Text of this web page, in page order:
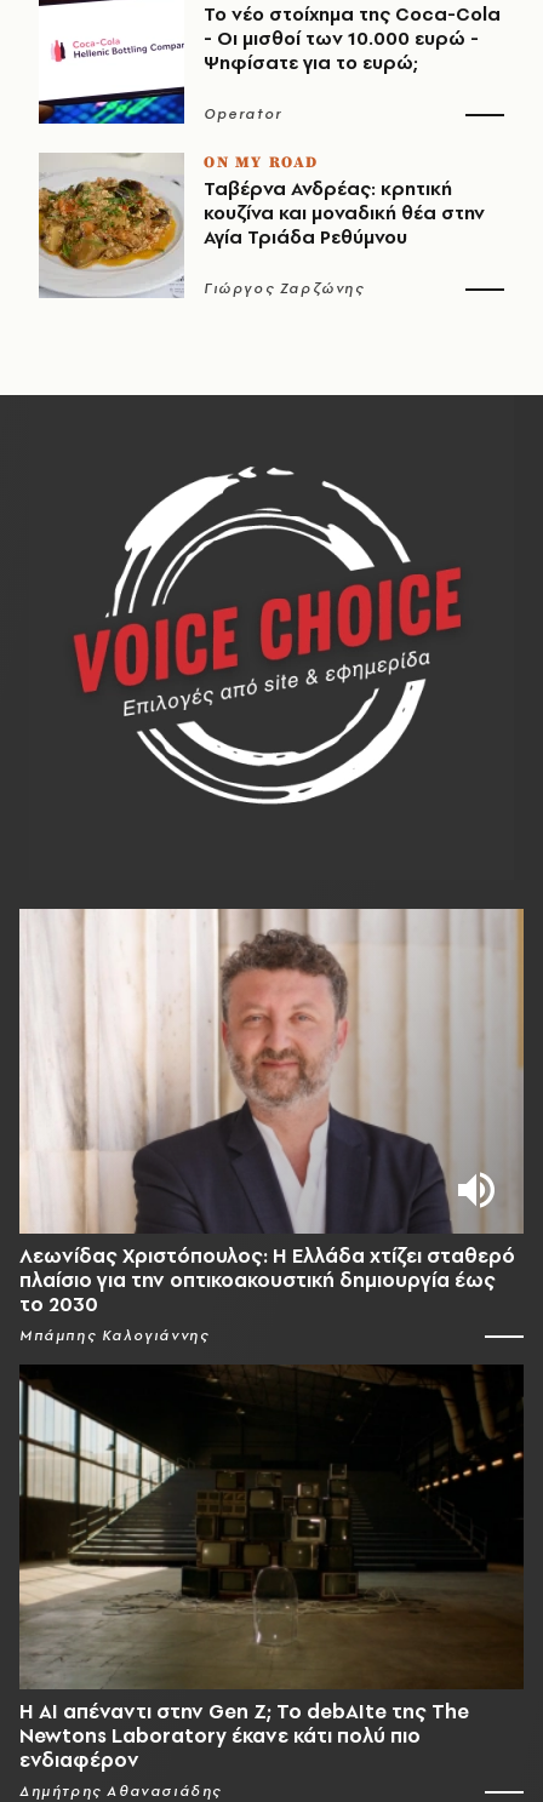
Το νέο στοίχημα της Coca-Cola
- Οι μισθοί των 10.000 ευρώ -
Ψηφίσατε για το ευρώ;
Operator
ON MY ROAD
Ταβέρνα Ανδρέας: κρητική
κουζίνα και μοναδική θέα στην
Αγία Τριάδα Ρεθύμνου
Γιώργος Ζαρζώνης
Λεωνίδας Χριστόπουλος: Η Ελλάδα χτίζει σταθερό
πλαίσιο για την οπτικοακουστική δημιουργία έως
το 2030
Μπάμπης Καλογιάννης
Η AI απέναντι στην Gen Z; Το debAIte της The
Newtons Laboratory έκανε κάτι πολύ πιο
ενδιαφέρον
Δημήτρης Αθανασιάδης